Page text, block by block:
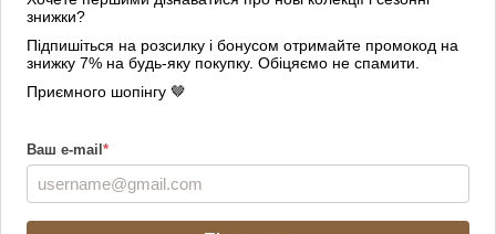
знижки?
Підпишіться на розсилку і бонусом отримайте промокод на
знижку 7% на будь-яку покупку. Обіцяємо не спамити.
Приємного шопінгу 🤎
Ваш e-mail *